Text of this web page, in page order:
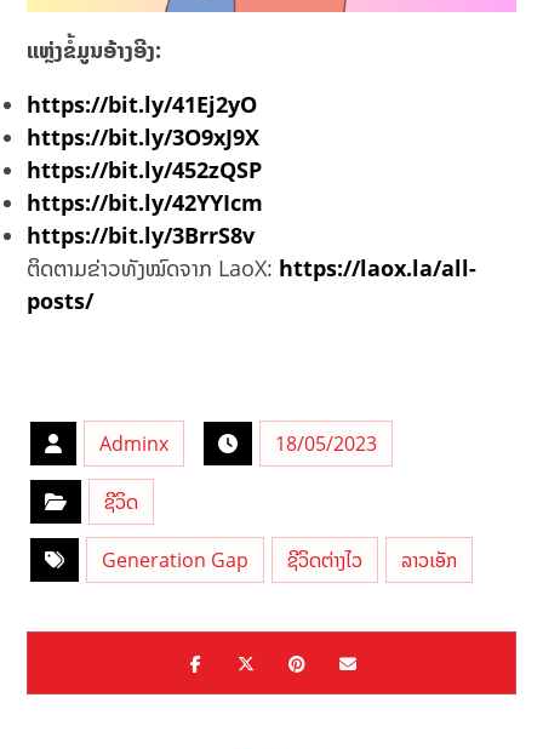
ແຫຼ່ງຂໍ້ມູນອ້າງອີງ:
https://bit.ly/41Ej2yO
https://bit.ly/3O9xJ9X
https://bit.ly/452zQSP
https://bit.ly/42YYIcm
https://bit.ly/3BrrS8v
ຕິດຕາມຂ່າວທັງໝົດຈາກ LaoX: https://laox.la/all-
posts/
Adminx 18/05/2023
ຊີວິດ
Generation Gap ຊີວິດຕ່າງໄວ ລາວເອັກ